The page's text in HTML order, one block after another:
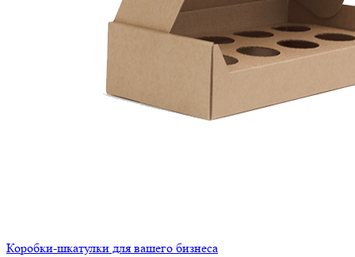
Коробки-шкатулки для вашего бизнеса